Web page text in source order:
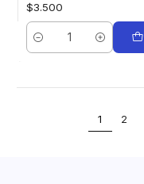
$3.500
Cantidad
1 2